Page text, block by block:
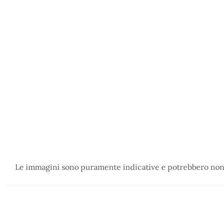
Le immagini sono puramente indicative e potrebbero